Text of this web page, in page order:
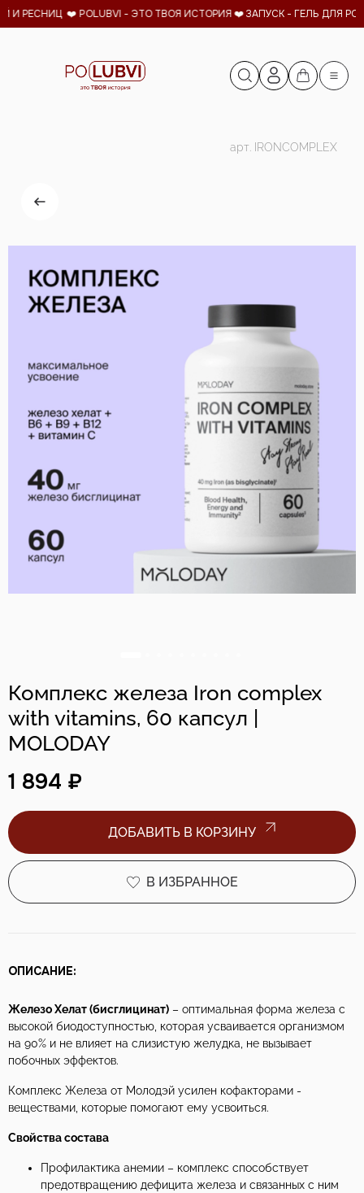
И РЕСНИЦ ❤️ POLUBVI - ЭТО ТВОЯ ИСТОРИЯ ❤️ЗАПУСК - ГЕЛЬ ДЛЯ
арт. IRONCOMPLEX
Комплекс железа Iron complex
with vitamins, 60 капсул |
MOLODAY
1 894 ₽
ДОБАВИТЬ В КОРЗИНУ
В ИЗБРАННОЕ
ОПИСАНИЕ:
Железо Хелат (бисглицинат) – оптимальная форма железа с
высокой биодоступностью, которая усваивается организмом
на 90% и не влияет на слизистую желудка, не вызывает
побочных эффектов.
Комплекс Железа от Молодэй усилен кофакторами -
веществами, которые помогают ему усвоиться.
Свойства состава
Профилактика анемии – комплекс способствует
предотвращению дефицита железа и связанных с ним